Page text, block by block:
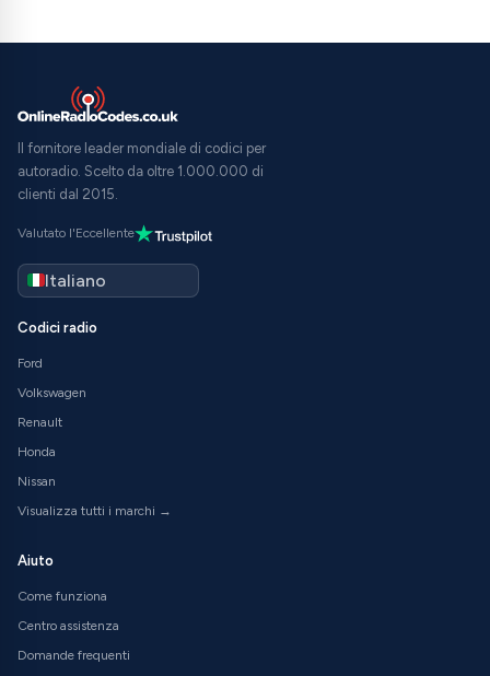
Il fornitore leader mondiale di codici per
autoradio. Scelto da oltre 1.000.000 di
clienti dal 2015.
Valutato l'Eccellente
Codici radio
Ford
Volkswagen
Renault
Honda
Nissan
Visualizza tutti i marchi →
Aiuto
Come funziona
Centro assistenza
Domande frequenti